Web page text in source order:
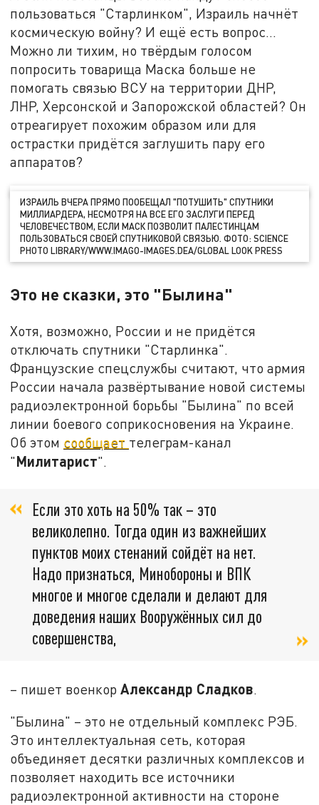
пользоваться "Старлинком", Израиль начнёт
космическую войну? И ещё есть вопрос…
Можно ли тихим, но твёрдым голосом
попросить товарища Маска больше не
помогать связью ВСУ на территории ДНР,
ЛНР, Херсонской и Запорожской областей? Он
отреагирует похожим образом или для
острастки придётся заглушить пару его
аппаратов?
ИЗРАИЛЬ ВЧЕРА ПРЯМО ПООБЕЩАЛ "ПОТУШИТЬ" СПУТНИКИ
МИЛЛИАРДЕРА, НЕСМОТРЯ НА ВСЕ ЕГО ЗАСЛУГИ ПЕРЕД
ЧЕЛОВЕЧЕСТВОМ, ЕСЛИ МАСК ПОЗВОЛИТ ПАЛЕСТИНЦАМ
ПОЛЬЗОВАТЬСЯ СВОЕЙ СПУТНИКОВОЙ СВЯЗЬЮ. ФОТО: SCIENCE
PHOTO LIBRARY/WWW.IMAGO-IMAGES.DEA/GLOBAL LOOK PRESS
Это не сказки, это "Былина"
Хотя, возможно, России и не придётся
отключать спутники "Старлинка".
Французские спецслужбы считают, что армия
России начала развёртывание новой системы
радиоэлектронной борьбы "Былина" по всей
линии боевого соприкосновения на Украине.
Об этом сообщает телеграм-канал
"Милитарист".
Если это хоть на 50% так – это
великолепно. Тогда один из важнейших
пунктов моих стенаний сойдёт на нет.
Надо признаться, Минобороны и ВПК
многое и многое сделали и делают для
доведения наших Вооружённых сил до
совершенства,
– пишет военкорАлександр Сладков.
"Былина" – это не отдельный комплекс РЭБ.
Это интеллектуальная сеть, которая
объединяет десятки различных комплексов и
позволяет находить все источники
радиоэлектронной активности на стороне